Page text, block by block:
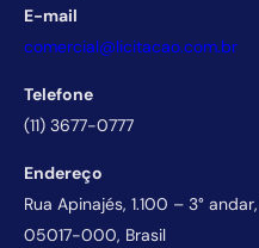
E-mail
comercial@licitacao.com.br
Telefone
(11) 3677-0777
Endereço
Rua Apinajés, 1.100 – 3°
05017-000, Brasil